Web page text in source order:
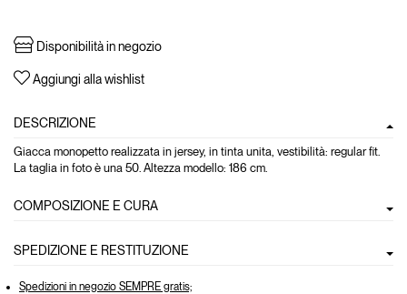
Disponibilità in negozio
Aggiungi alla wishlist
DESCRIZIONE
Giacca monopetto realizzata in jersey, in tinta unita, vestibilità: regular fit.
La taglia in foto è una 50. Altezza modello: 186 cm.
COMPOSIZIONE E CURA
SPEDIZIONE E RESTITUZIONE
Spedizioni in negozio SEMPRE gratis;